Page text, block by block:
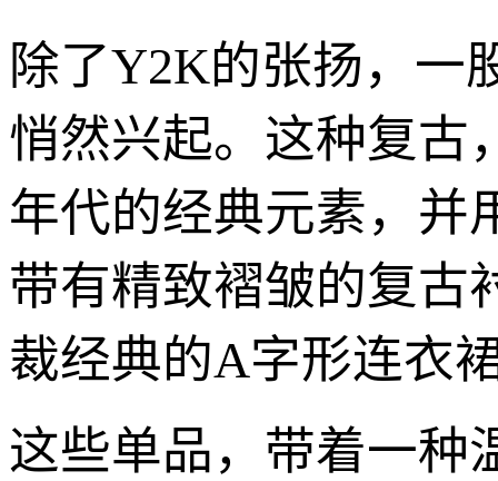
除了Y2K的张扬，一
悄然兴起。这种复古
年代的经典元素，并
带有精致褶皱的复古
裁经典的A字形连衣
这些单品，带着一种